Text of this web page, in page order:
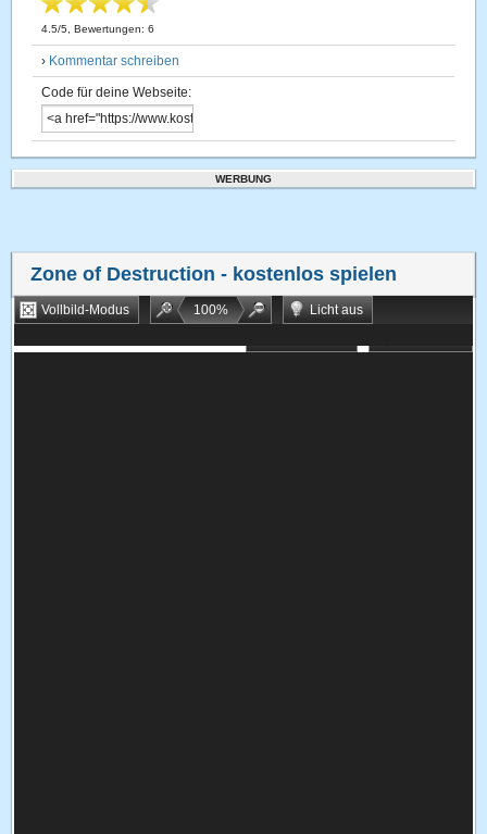
4.5/5 , Bewertungen:6
› Kommentar schreiben
Code für deine Webseite:
WERBUNG
Zone of Destruction - kostenlos spielen
Vollbild-Modus 100%
Licht aus